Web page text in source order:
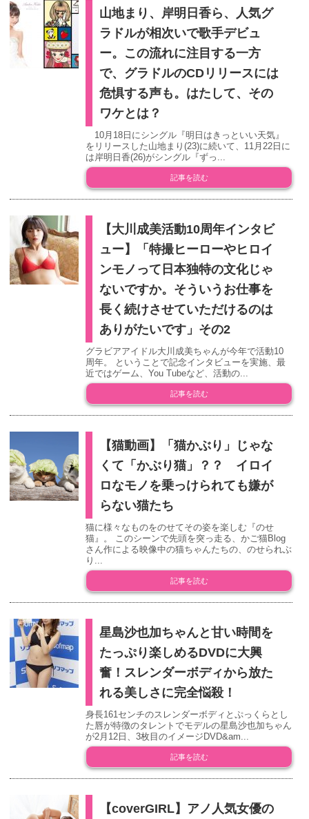
山地まり、岸明日香ら、人気グ
ラドルが相次いで歌手デビュ
ー。この流れに注目する一方
で、グラドルのCDリリースには
危惧する声も。はたして、その
ワケとは？
10月18日にシングル『明日はきっといい天気』
をリリースした山地まり(23)に続いて、11月22日に
は岸明日香(26)がシングル『ずっ...
記事を読む
【大川成美活動10周年インタビ
ュー】「特撮ヒーローやヒロイ
ンモノって日本独特の文化じゃ
ないですか。そういうお仕事を
長く続けさせていただけるのは
ありがたいです」その2
グラビアアイドル大川成美ちゃんが今年で活動10
周年。 ということで記念インタビューを実施、最
近ではゲーム、You Tubeなど、活動の...
記事を読む
【猫動画】「猫かぶり」じゃな
くて「かぶり猫」？？ イロイ
ロなモノを乗っけられても嫌が
らない猫たち
猫に様々なものをのせてその姿を楽しむ『のせ
猫』。 このシーンで先頭を突っ走る、かご猫Blog
さん作による映像中の猫ちゃんたちの、のせられぶ
り...
記事を読む
星島沙也加ちゃんと甘い時間を
たっぷり楽しめるDVDに大興
奮！スレンダーボディから放た
れる美しさに完全悩殺！
身長161センチのスレンダーボディとぷっくらとし
た唇が特徴のタレントでモデルの星島沙也加ちゃん
が2月12日、3枚目のイメージDVD&am...
記事を読む
【coverGIRL】アノ人気女優の